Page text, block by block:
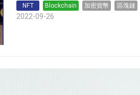
2022-09-26
NFT Blockchain 加密貨幣 區塊鏈